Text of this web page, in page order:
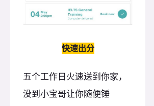
快速出分
五个工作日火速送到你家，
没到小宝哥让你随便锤